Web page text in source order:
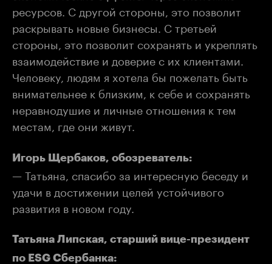
ресурсов. С другой стороны, это позволит
раскрывать новые бизнесы. С третьей
стороны, это позволит сохранять и укреплять
взаимодействие и доверие с их клиентами.
Человеку, людям я хотела бы пожелать быть
внимательнее к близким, к себе и сохранять
неравнодушие и личные отношения к тем
местам, где они живут.
Игорь Щербаков, обозреватель:
— Татьяна, спасибо за интересную беседу и
удачи в достижении целей устойчивого
развития в новом году.
Татьяна Липская, старший вице-президент
по ESG Сбербанка: